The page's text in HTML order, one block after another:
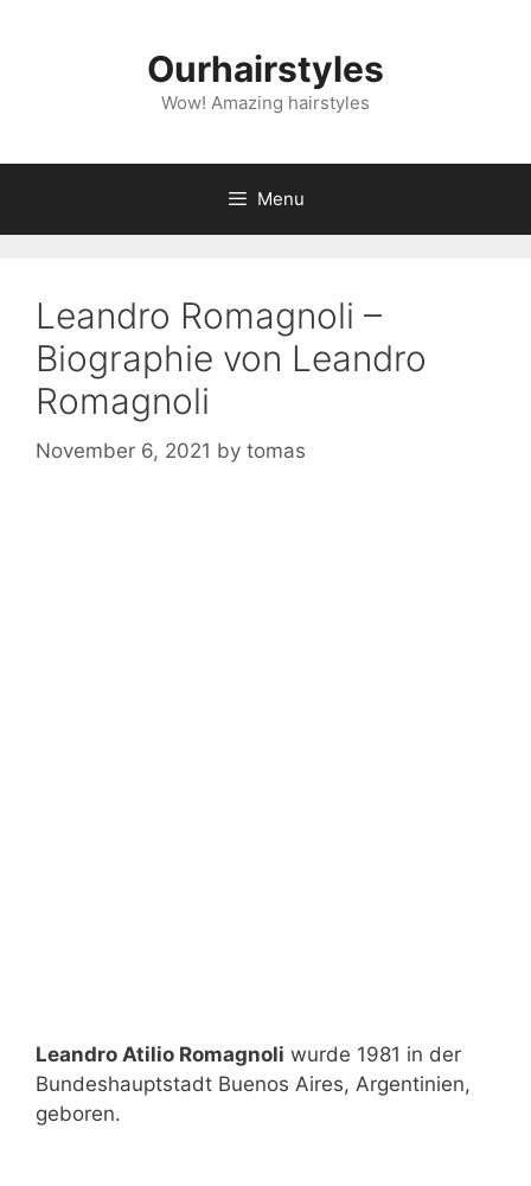
Ourhairstyles
Wow! Amazing hairstyles
Menu
Leandro Romagnoli –
Biographie von Leandro
Romagnoli
November 6, 2021 by tomas
Leandro Atilio Romagnoli wurde 1981 in der
Bundeshauptstadt Buenos Aires, Argentinien,
geboren.